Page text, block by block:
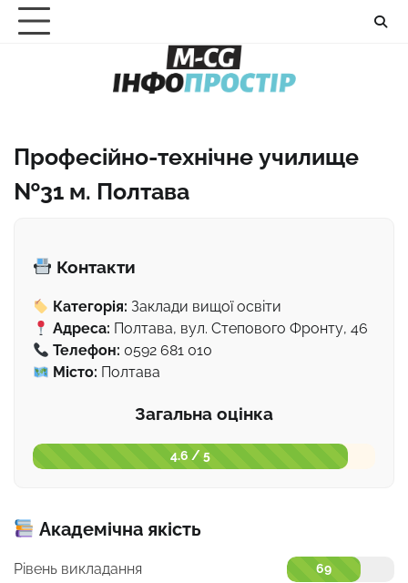
Перейти
Професійно-технічне училище
№31 м. Полтава
Контакти
Категорія: Заклади вищої освіти
Адреса: Полтава, вул. Степового Фронту, 46
Телефон: 0592 681 010
Місто: Полтава
Загальна оцінка
4.6 / 5
Академічна якість
Рівень викладання 69